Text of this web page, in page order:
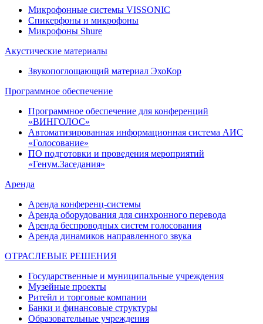
Микрофонные системы VISSONIC
Спикерфоны и микрофоны
Микрофоны Shure
Акустические материалы
Звукопоглощающий материал ЭхоКор
Программное обеспечение
Программное обеспечение для конференций
«ВИНГОЛОС»
Автоматизированная информационная система АИС
«Голосование»
ПО подготовки и проведения мероприятий
«Генум.Заседания»
Аренда
Аренда конференц-системы
Аренда оборудования для синхронного перевода
Аренда беспроводных систем голосования
Аренда динамиков направленного звука
ОТРАСЛЕВЫЕ РЕШЕНИЯ
Государственные и муниципальные учреждения
Музейные проекты
Ритейл и торговые компании
Банки и финансовые структуры
Образовательные учреждения